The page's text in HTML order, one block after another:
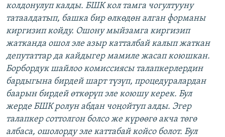
колдонулуп калды. БШК кол тамга чогултууну
татаалдатып, башка бир өлкөдөн алган форманы
киргизип койду. Ошону мыйзамга киргизип
жатканда ошол эле азыр катталбай калып жаткан
депутаттар да кайдыгер мамиле жасап коюшкан.
Борбордук шайлоо комиссиясы талапкерлердин
бардыгына бирдей шарт түзүп, процедуралардан
баарын бирдей өткөрүп эле коюшу керек. Бул
жерде БШК ролун абдан чоңойтуп алды. Эгер
талапкер соттолгон болсо же күрөөгө акча төгө
албаса, ошолорду эле каттабай койсо болот. Бул